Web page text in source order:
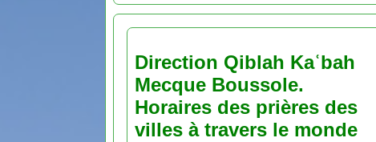
Direction Qiblah Kaʿbah
Mecque Boussole.
Horaires des prières des
villes à travers le monde